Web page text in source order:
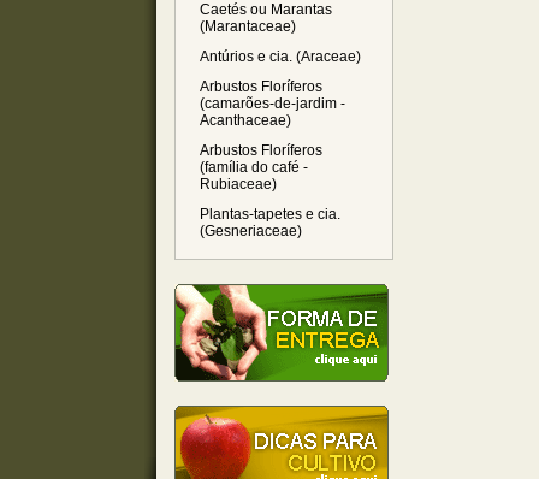
Caetés ou Marantas
(Marantaceae)
Antúrios e cia. (Araceae)
Arbustos Floríferos
(camarões-de-jardim -
Acanthaceae)
Arbustos Floríferos
(família do café -
Rubiaceae)
Plantas-tapetes e cia.
(Gesneriaceae)